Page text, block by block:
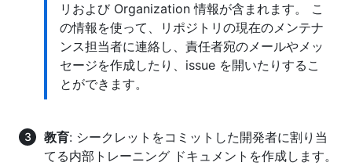
リおよび Organization 情報が含まれます。 こ
の情報を使って、リポジトリの現在のメンテナ
ンス担当者に連絡し、責任者宛のメールやメッ
セージを作成したり、issue を開いたりするこ
とができます。
教育: シークレットをコミットした開発者に割り当
てる内部トレーニング ドキュメントを作成します。